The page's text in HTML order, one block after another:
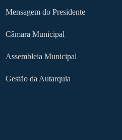
Mensagem do Presidente
Câmara Municipal
Assembleia Municipal
Gestão da Autarquia